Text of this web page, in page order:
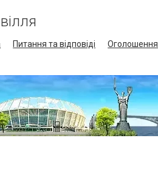
Питання та відповіді
Оголошення